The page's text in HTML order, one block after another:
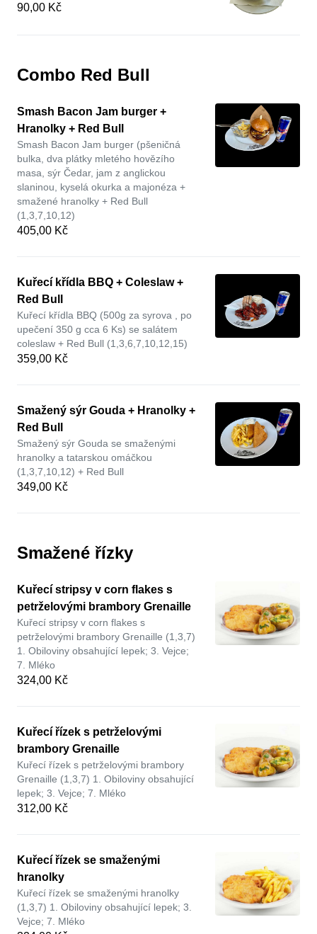
90,00 Kč
Combo Red Bull
Smash Bacon Jam burger +
Hranolky + Red Bull
Smash Bacon Jam burger (pšeničná
bulka, dva plátky mletého hovězího
masa, sýr Čedar, jam z anglickou
slaninou, kyselá okurka a majonéza +
smažené hranolky + Red Bull
(1,3,7,10,12)
405,00 Kč
Kuřecí křídla BBQ + Coleslaw +
Red Bull
Kuřecí křídla BBQ (500g za syrova , po
upečení 350 g cca 6 Ks) se salátem
coleslaw + Red Bull (1,3,6,7,10,12,15)
359,00 Kč
Smažený sýr Gouda + Hranolky +
Red Bull
Smažený sýr Gouda se smaženými
hranolky a tatarskou omáčkou
(1,3,7,10,12) + Red Bull
349,00 Kč
Smažené řízky
Kuřecí stripsy v corn flakes s
petrželovými brambory Grenaille
Kuřecí stripsy v corn flakes s
petrželovými brambory Grenaille (1,3,7)
1. Obiloviny obsahující lepek; 3. Vejce;
7. Mléko
324,00 Kč
Kuřecí řízek s petrželovými
brambory Grenaille
Kuřecí řízek s petrželovými brambory
Grenaille (1,3,7) 1. Obiloviny obsahující
lepek; 3. Vejce; 7. Mléko
312,00 Kč
Kuřecí řízek se smaženými
hranolky
Kuřecí řízek se smaženými hranolky
(1,3,7) 1. Obiloviny obsahující lepek; 3.
Vejce; 7. Mléko